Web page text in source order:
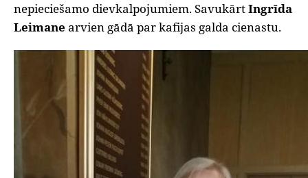
nepieciešamo dievkalpojumiem. SavukārtIngrīda
Leimane arvien gādā par kafijas galda cienastu.